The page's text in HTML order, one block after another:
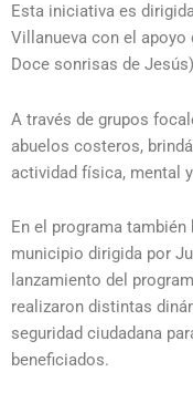
Esta iniciativa es
Villanueva con el apoyo
Doce sonrisas de
A través de grupos
abuelos costeros,
actividad física, mental
En el programa también
municipio dirigida por
lanzamiento del
realizaron distintas
seguridad ciudadana
beneficiados.